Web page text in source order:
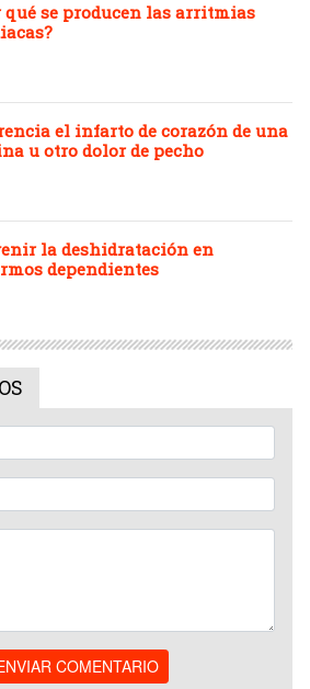
qué se producen las arritmias
el infarto de corazón de una
u otro dolor de pecho
la deshidratación en
dependientes
COMENTARIO